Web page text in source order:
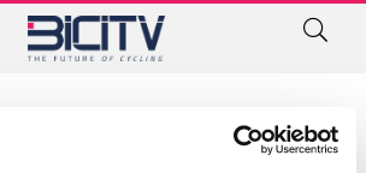
badkamers trofee